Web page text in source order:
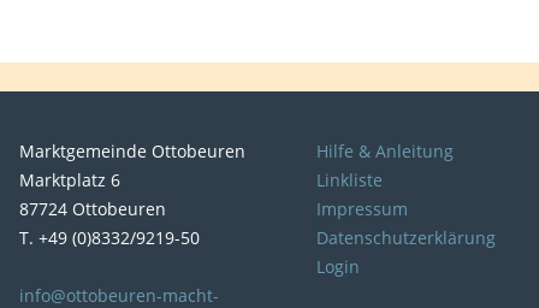
Marktgemeinde Ottobeuren
Marktplatz 6
87724 Ottobeuren
T. +49 (0)8332/9219-50
info@ottobeuren-macht-
Hilfe & Anleitung
Linkliste
Impressum
Datenschutzerklärung
Login